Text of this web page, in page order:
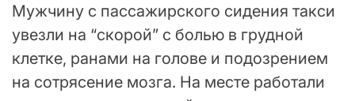
Мужчину с пассажирского сидения такси
увезли на “скорой” с болью в грудной
клетке, ранами на голове и подозрением
на сотрясение мозга. На месте работали